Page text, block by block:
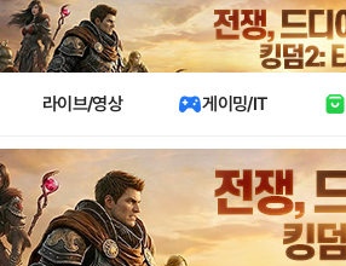
라이브/영상 게이밍/IT